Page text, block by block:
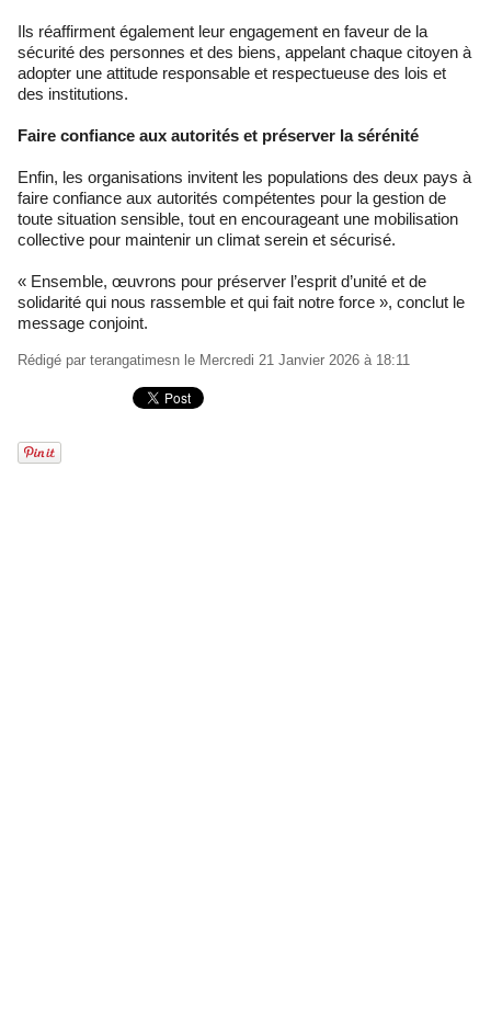
Ils réaffirment également leur engagement en faveur de la
sécurité des personnes et des biens, appelant chaque citoyen à
adopter une attitude responsable et respectueuse des lois et
des institutions.
Faire confiance aux autorités et préserver la sérénité
Enfin, les organisations invitent les populations des deux pays à
faire confiance aux autorités compétentes pour la gestion de
toute situation sensible, tout en encourageant une mobilisation
collective pour maintenir un climat serein et sécurisé.
« Ensemble, œuvrons pour préserver l’esprit d’unité et de
solidarité qui nous rassemble et qui fait notre force », conclut le
message conjoint.
Rédigé par terangatimesn le Mercredi 21 Janvier 2026 à 18:11